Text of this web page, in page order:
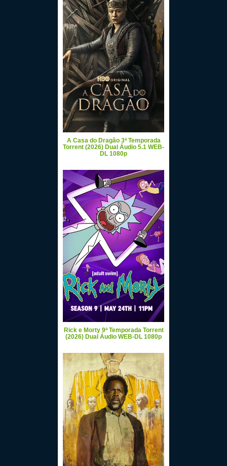
A Casa do Dragão 3ª Temporada
Torrent (2026) Dual Áudio 5.1 WEB-
DL 1080p
Rick e Morty 9ª Temporada Torrent
(2026) Dual Áudio WEB-DL 1080p